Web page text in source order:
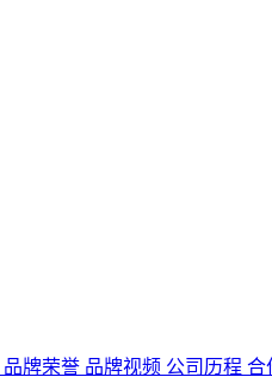
品牌荣誉 品牌视频 公司历程 合